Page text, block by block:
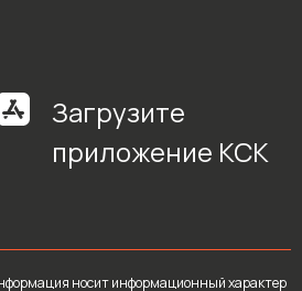
Загрузите
приложение КСК
носит информационный характер